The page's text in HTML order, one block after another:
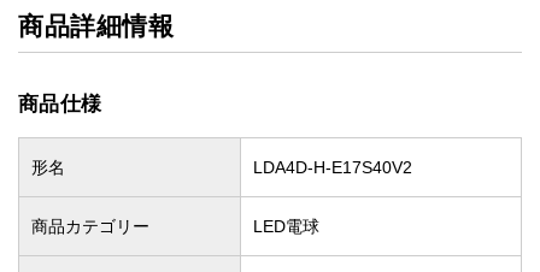
商品詳細情報
商品仕様
形名 LDA4D-H-E17S40V2
商品カテゴリー LED電球